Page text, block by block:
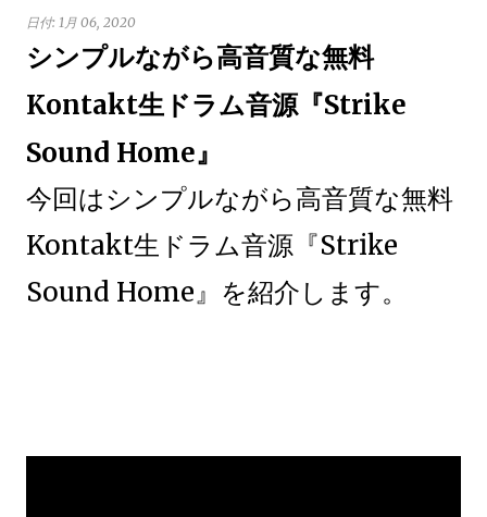
日付: 1月 06, 2020
シンプルながら高音質な無料
Kontakt生ドラム音源『Strike
Sound Home』
今回はシンプルながら高音質な無料
Kontakt生ドラム音源『Strike
Sound Home』を紹介します。